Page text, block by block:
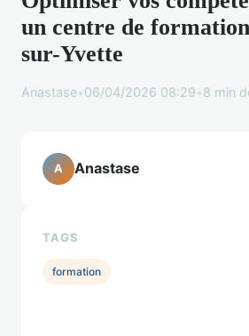
un centre de
sur-Yvette
Anastase•06/04/2026 08:29•8 min
A Anastase
TAGS
formation